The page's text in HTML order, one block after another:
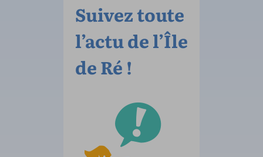
Suivez toute
l’actu de l’Île
de Ré !